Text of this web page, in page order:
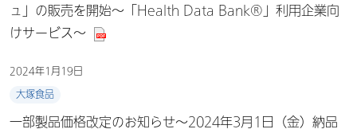
ュ」の販売を開始～「Health Data Bank®」利用企業向
けサービス～
2024年1月19日
大塚食品
一部製品価格改定のお知らせ～2024年3月1日（金）納品